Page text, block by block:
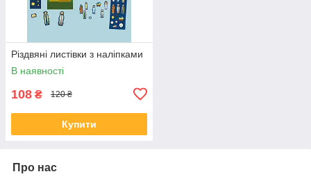
Різдвяні листівки з наліпками
В наявності
108 ₴ 120 ₴
Купити
Про нас